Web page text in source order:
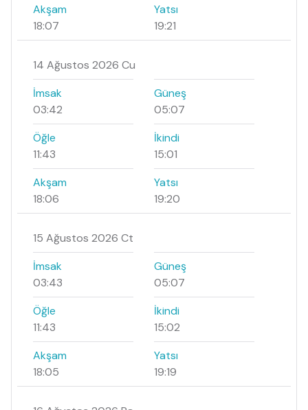
Akşam
18:07
Yatsı
19:21
14 Ağustos 2026 Cu
İmsak
03:42
Güneş
05:07
Öğle
11:43
İkindi
15:01
Akşam
18:06
Yatsı
19:20
15 Ağustos 2026 Ct
İmsak
03:43
Güneş
05:07
Öğle
11:43
İkindi
15:02
Akşam
18:05
Yatsı
19:19